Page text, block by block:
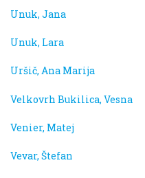
Unuk, Jana
Unuk, Lara
Uršič, Ana Marija
Velkovrh Bukilica, Vesna
Venier, Matej
Vevar, Štefan